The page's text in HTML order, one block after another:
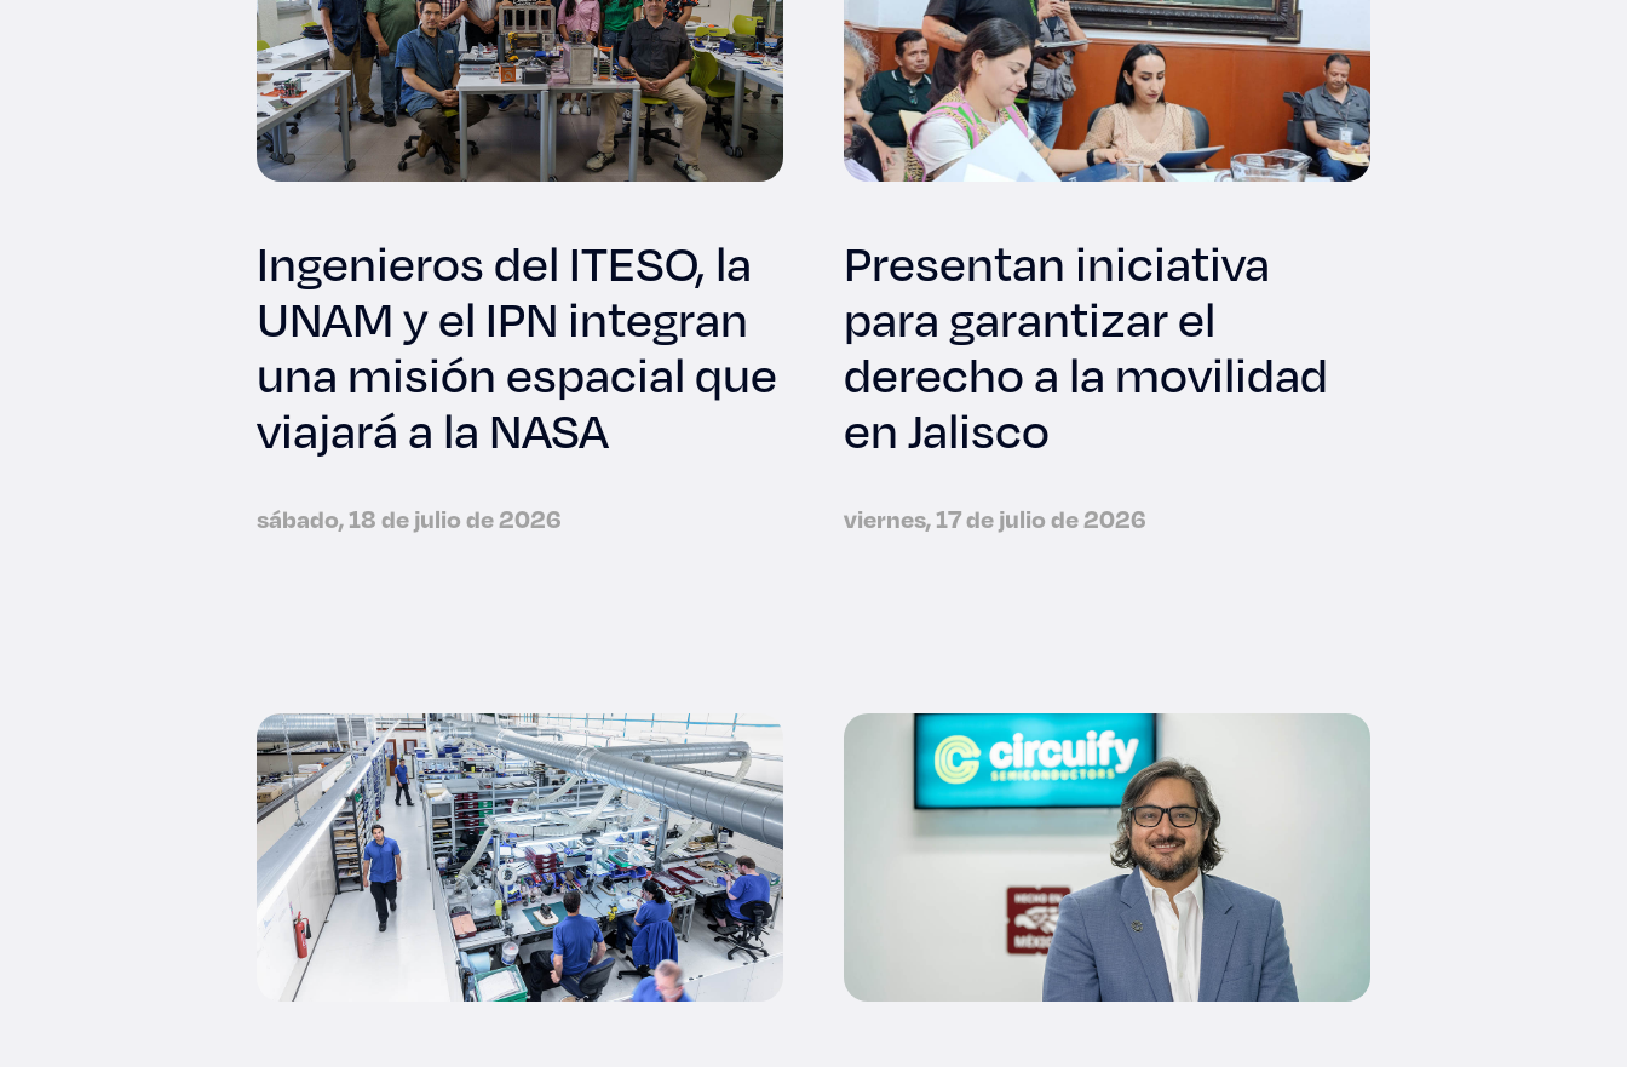
Ingenieros del ITESO, la
UNAM y el IPN integran
una misión espacial que
viajará a la NASA
sábado, 18 de julio de 2026
Presentan iniciativa
para garantizar el
derecho a la movilidad
en Jalisco
viernes, 17 de julio de 2026